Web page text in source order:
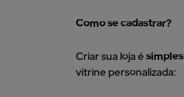
Como se cadastrar?
Criar sua loja é
vitrine personalizada: